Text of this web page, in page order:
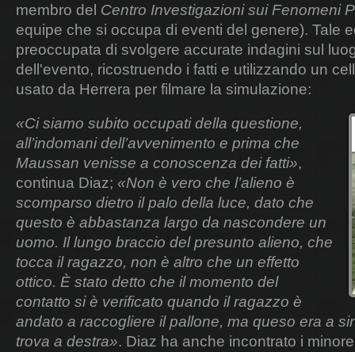
membro del Centro Investigazioni sui Fenomeni
equipe che si occupa di eventi del genere). Tale
preoccupata di svolgere accurate indagini sul
dell'evento, ricostruendo i fatti e utilizzando un
usato da Herrera per filmare la simulazione:
«Ci siamo subito occupati della questione,
all’indomani dell’avvenimento e prima che
Maussan venisse a conoscenza dei fatti»,
continua Diaz; «Non è vero che l’alieno è
scomparso dietro il palo della luce, dato che
questo è abbastanza largo da nascondere un
uomo. Il lungo braccio del presunto alieno, che
tocca il ragazzo, non è altro che un effetto
ottico. È stato detto che il momento del
contatto si è verificato quando il ragazzo è
andato a raccogliere il pallone, ma queso era a
trova a destra». Diaz ha anche incontrato i